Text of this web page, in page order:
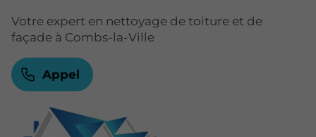
Votre expert en nettoyage de toiture et de
façade à Combs-la-Ville
Appel